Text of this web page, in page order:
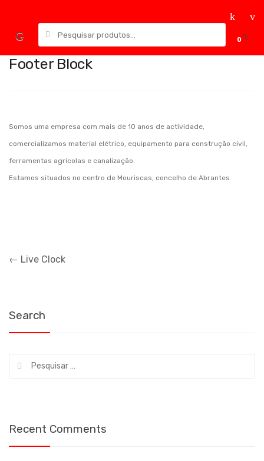
navigation
content
0
Footer Block
Somos uma empresa com mais de 10 anos de actividade,
comercializamos material elétrico, equipamento para construção civil,
ferramentas agrícolas e canalização.
Estamos situados no centro de Mouriscas, concelho de Abrantes.
Navegação
← Live Clock
Search
Recent Comments